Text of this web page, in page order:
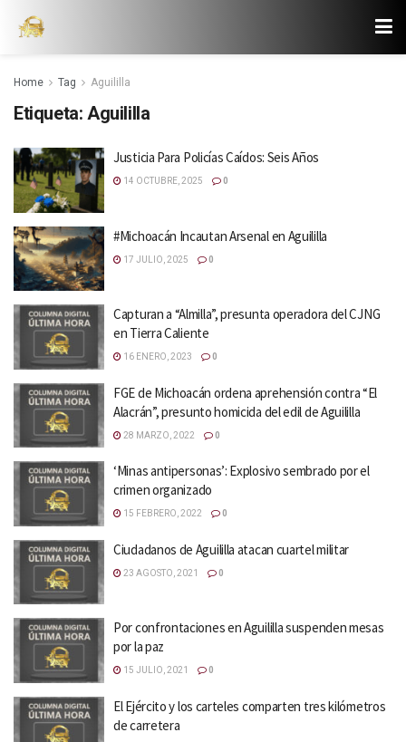
Home Tag Aguililla
Etiqueta: Aguililla
Justicia Para Policías Caídos: Seis Años
14 OCTUBRE, 2025 0
#Michoacán Incautan Arsenal en Aguililla
17 JULIO, 2025 0
Capturan a “Almilla”, presunta operadora del CJNG
en Tierra Caliente
16 ENERO, 2023 0
FGE de Michoacán ordena aprehensión contra “El
Alacrán”, presunto homicida del edil de Aguililla
28 MARZO, 2022 0
‘Minas antipersonas’: Explosivo sembrado por el
crimen organizado
15 FEBRERO, 2022 0
Ciudadanos de Aguililla atacan cuartel militar
23 AGOSTO, 2021 0
Por confrontaciones en Aguililla suspenden mesas
por la paz
15 JULIO, 2021 0
El Ejército y los carteles comparten tres kilómetros
de carretera